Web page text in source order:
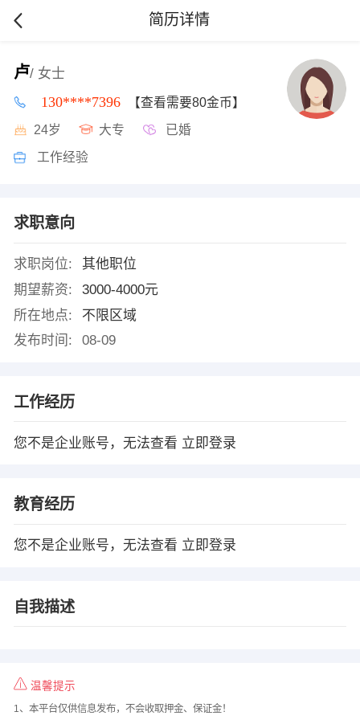
简历详情
卢/ 女士
130****7396 【查看需要80金币】
24岁 大专 已婚
工作经验
求职意向
求职岗位:
其他职位
期望薪资:
3000-4000元
所在地点:
不限区域
发布时间:
08-09
工作经历
您不是企业账号，无法查看 立即登录
教育经历
您不是企业账号，无法查看 立即登录
自我描述
温馨提示
1、本平台仅供信息发布，不会收取押金、保证金！